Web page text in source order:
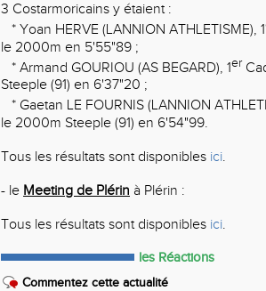
3 Costarmoricains y étaient :
* Yoan HERVE (LANNION ATHLETISME), 1
le 2000m en 5'55"89 ;
* Armand GOURIOU (AS BEGARD), 1er
Steeple (91) en 6'37"20 ;
* Gaetan LE FOURNIS (LANNION
le 2000m Steeple (91) en 6'54"99.
Tous les résultats sont disponibles ici.
- le Meeting de Plérin à Plérin :
Tous les résultats sont disponibles ici.
les Réactions
Commentez cette actualité